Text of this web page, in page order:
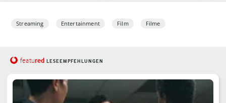
Streaming Entertainment Film Filme
featured LESEEMPFEHLUNGEN